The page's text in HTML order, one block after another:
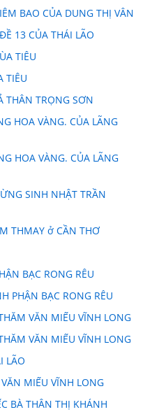
BAO CỦA DUNG THỊ VÂN
13 CỦA THÁI LÃO
TIÊU
TIÊU
THÂN TRỌNG SƠN
HOA VÀNG. CỦA LÃNG
HOA VÀNG. CỦA LÃNG
SINH NHẬT TRẦN
THMAY ở CẦN THƠ
BẠC RONG RÊU
PHẬN BẠC RONG RÊU
VĂN MIẾU VĨNH LONG
VĂN MIẾU VĨNH LONG
LÃO
MIẾU VĨNH LONG
BÀ THÂN THỊ KHÁNH